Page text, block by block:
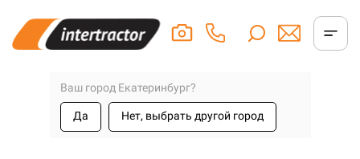
Ваш город Екатеринбург?
Да Нет, выбрать другой город